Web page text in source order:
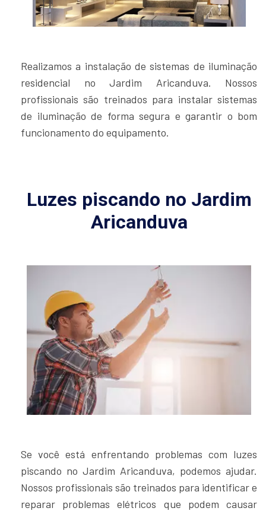
Realizamos a instalação de sistemas de iluminação
residencial no Jardim Aricanduva. Nossos
profissionais são treinados para instalar sistemas
de iluminação de forma segura e garantir o bom
funcionamento do equipamento.
Luzes piscando no Jardim
Aricanduva
Se você está enfrentando problemas com luzes
piscando no Jardim Aricanduva, podemos ajudar.
Nossos profissionais são treinados para identificar e
reparar problemas elétricos que podem causar